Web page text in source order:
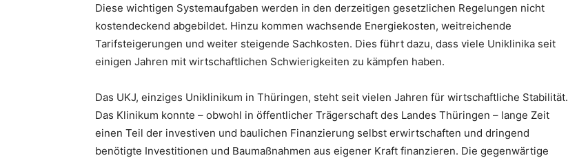
Diese wichtigen Systemaufgaben werden in den derzeitigen gesetzlichen Regelungen nicht
kostendeckend abgebildet. Hinzu kommen wachsende Energiekosten, weitreichende
Tarifsteigerungen und weiter steigende Sachkosten. Dies führt dazu, dass viele Uniklinika seit
einigen Jahren mit wirtschaftlichen Schwierigkeiten zu kämpfen haben.
Das UKJ, einziges Uniklinikum in Thüringen, steht seit vielen Jahren für wirtschaftliche Stabilität.
Das Klinikum konnte – obwohl in öffentlicher Trägerschaft des Landes Thüringen – lange Zeit
einen Teil der investiven und baulichen Finanzierung selbst erwirtschaften und dringend
benötigte Investitionen und Baumaßnahmen aus eigener Kraft finanzieren. Die gegenwärtige